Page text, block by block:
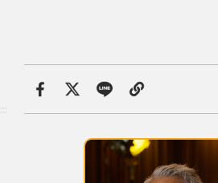
區
首頁 音樂資料庫
:::
首頁
音樂資料庫